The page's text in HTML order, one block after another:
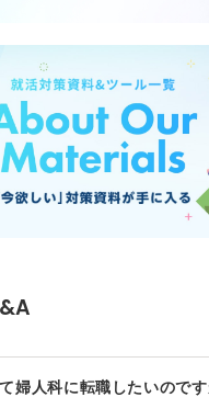
婦人科に転職したいので